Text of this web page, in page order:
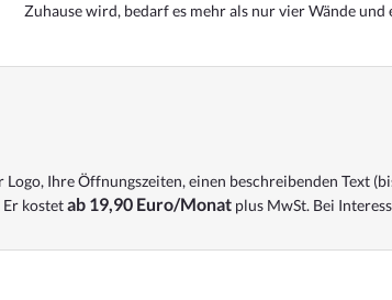
Zuhause wird, bedarf es mehr als nur vier Wände und
Ihre Öffnungszeiten, einen beschreibenden Text
kostetab 19,90 Euro/Monat plus MwSt. Bei